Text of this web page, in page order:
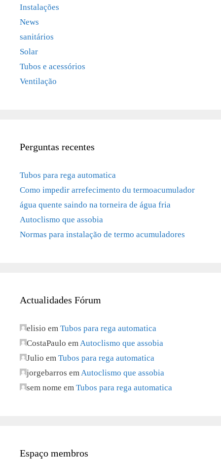
Instalações
News
sanitários
Solar
Tubos e acessórios
Ventilação
Perguntas recentes
Tubos para rega automatica
Como impedir arrefecimento du termoacumulador
água quente saindo na torneira de água fria
Autoclismo que assobia
Normas para instalação de termo acumuladores
Actualidades Fórum
elisio em Tubos para rega automatica
CostaPaulo emAutoclismo que assobia
Julio em Tubos para rega automatica
jorgebarros emAutoclismo que assobia
sem nome em Tubos para rega automatica
Espaço membros